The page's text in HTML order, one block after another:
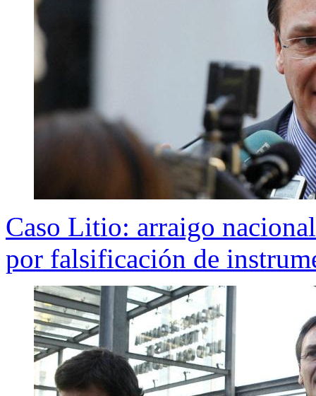
Caso Litio: arraigo
por falsificación de